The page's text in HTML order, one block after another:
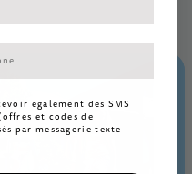
également des SMS
et codes de
par messagerie texte